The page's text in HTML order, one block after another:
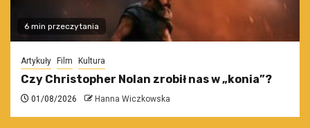
6 min przeczytania
Artykuły Film Kultura
Czy Christopher Nolan zrobił nas w „konia”?
01/08/2026 Hanna Wiczkowska